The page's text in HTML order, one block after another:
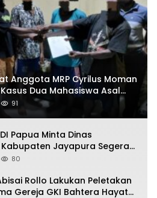
Anggota MRP Cyrilus Moman
Dua Mahasiswa Asal
Dikeroyok
91
Papua Minta Dinas
Jayapura Segera
KLB Keracunan Pangan
80
Rollo Lakukan Peletakan
Gereja GKI Bahtera Hayat